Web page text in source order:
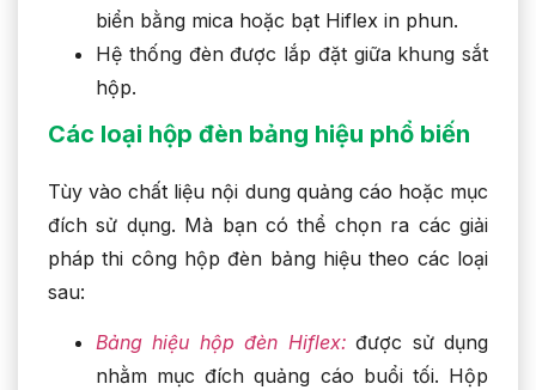
biển bằng mica hoặc bạt Hiflex in phun.
Hệ thống đèn được lắp đặt giữa khung sắt
hộp.
Các loại hộp đèn bảng hiệu phổ biến
Tùy vào chất liệu nội dung quảng cáo hoặc mục
đích sử dụng. Mà bạn có thể chọn ra các giải
pháp thi công hộp đèn bảng hiệu theo các loại
sau:
Bảng hiệu hộp đèn Hiflex: được sử dụng
nhằm mục đích quảng cáo buổi tối. Hộp